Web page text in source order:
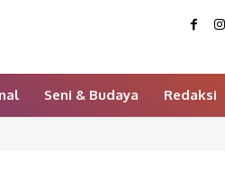
Seni & Budaya Redaksi